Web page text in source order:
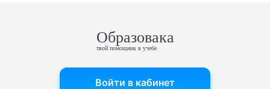
Образовака
твой помощник в учебе
Войти в кабинет